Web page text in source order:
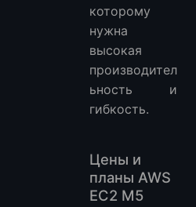
которому
нужна
высокая
производител
ьность и
гибкость.
Цены и
планы AWS
EC2 M5